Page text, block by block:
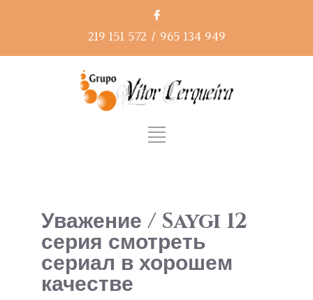
219 151 572 / 965 134 949
Уважение / Saygi 12
серия смотреть
сериал в хорошем
качестве